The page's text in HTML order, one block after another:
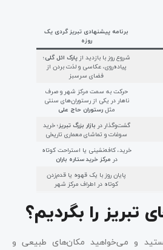
برنامه پیشنهادی تبریز گردی یک
روزه
شروع روز با بازدید ازپارک ائل گلی؛
پیاده‌روی، عکاسی و لذت بردن از
فضای سرسبز
حرکت به سمت مرکز شهر و صرف
ناهار در یکی از رستوران‌های سنتی
مثلرستوران حاج علی
گشت‌وگذار در بازار بزرگ تبریز؛ خرید
سوغات و تماشای معماری تاریخی
خرید، کافه‌نشینی یا استراحت کوتاه
در مرکز خرید ستاره باران
پایان روز با یک قهوه یا قدم‌زدن
کوتاه در اطراف مرکز شهر
تبریز را بگردیم؟
و می‌خواهید مکان‌های طبیعی و